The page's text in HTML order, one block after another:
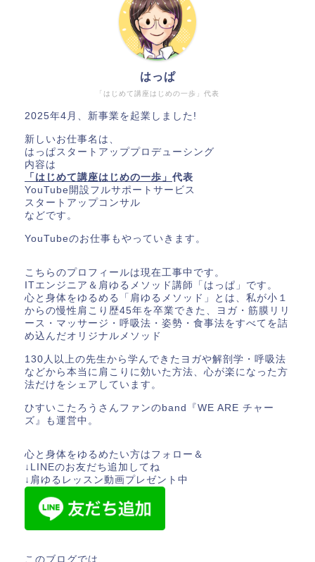
「はじめて講座はじめの一歩」代表
はっぱ
2025年4月、新事業を起業しました!
新しいお仕事名は、
はっぱスタートアッププロデューシング
内容は
「はじめて講座はじめの一歩」 代表
YouTube開設フルサポートサービス
スタートアップコンサル
などです。
YouTubeのお仕事もやっていきます。
こちらのプロフィールは現在工事中です。
ITエンジニア＆肩ゆるメソッド講師「はっぱ」です。
心と身体をゆるめる「肩ゆるメソッド」とは、私が小１
からの慢性肩こり歴45年を卒業できた、ヨガ・筋膜リリ
ース・マッサージ・呼吸法・姿勢・食事法をすべてを詰
め込んだオリジナルメソッド
130人以上の先生から学んできたヨガや解剖学・呼吸法
などから本当に肩こりに効いた方法、心が楽になった方
法だけをシェアしています。
ひすいこたろうさんファンのband『WE ARE チャー
ズ』も運営中。
心と身体をゆるめたい方はフォロー＆
↓LINEのお友だち追加してね
↓肩ゆるレッスン動画プレゼント中
このブログでは、